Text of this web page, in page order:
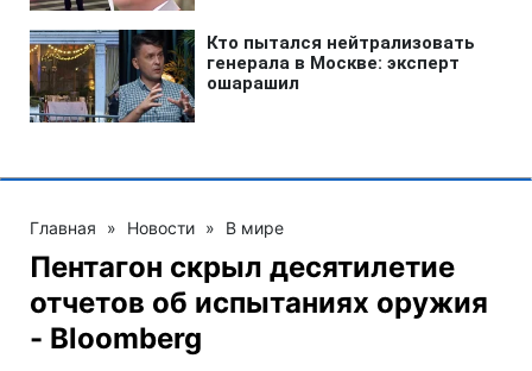
Главная » Новости » В мире
Пентагон скрыл десятилетие
отчетов об испытаниях оружия
- Bloomberg